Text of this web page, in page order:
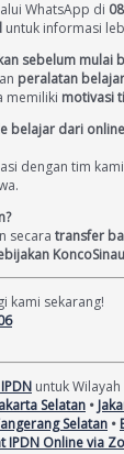
WhatsApp di
untuk informasi
sebelum mulai
peralatan belajar
memiliki motivasi
belajar dari
dengan tim
secara transfer
kami sekarang!
untuk Wilayah
Selatan •
Selatan •
IPDN Online via